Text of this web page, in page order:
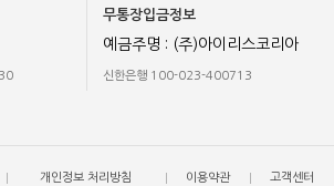
무통장입금정보
예금주명 : (주)아이리스코리아
신한은행 100-023-400713
개인정보 처리방침 이용약관 고객센터